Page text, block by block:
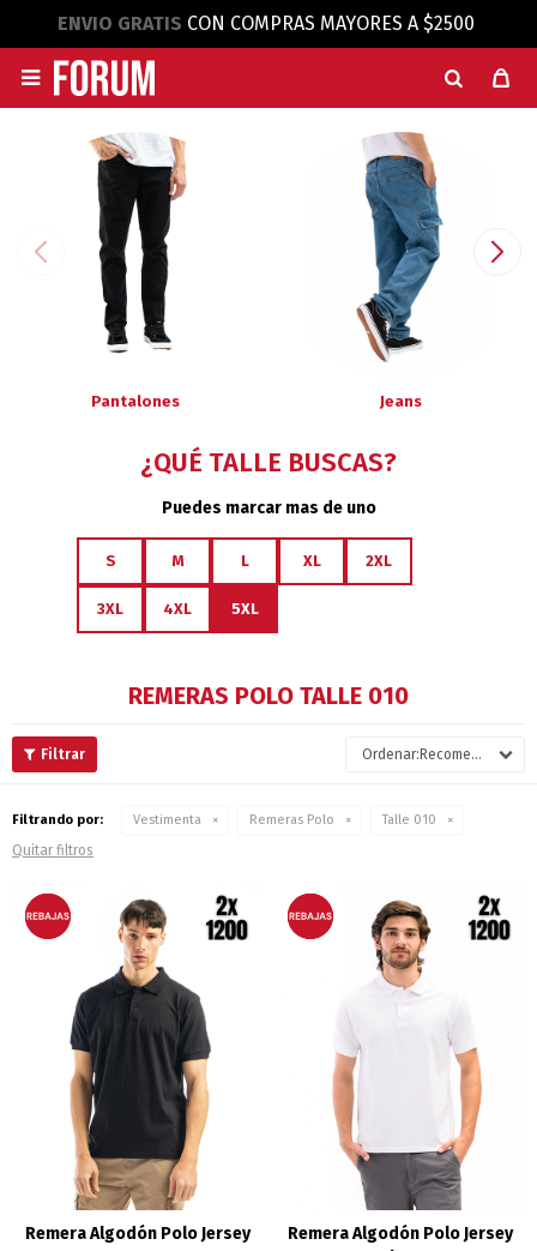
ENVIO GRATIS CON COMPRAS MAYORES A $2500

Pantalones Jeans
¿QUÉ TALLE BUSCAS?
Puedes marcar mas de uno
S M L XL 2XL
3XL 4XL 5XL
REMERAS POLO TALLE 010
Recomendados
Filtrando por: Vestimenta Remeras Polo Talle 010
Quitar filtros
Remera Algodón Polo Jersey
Remera Algodón Polo Jersey